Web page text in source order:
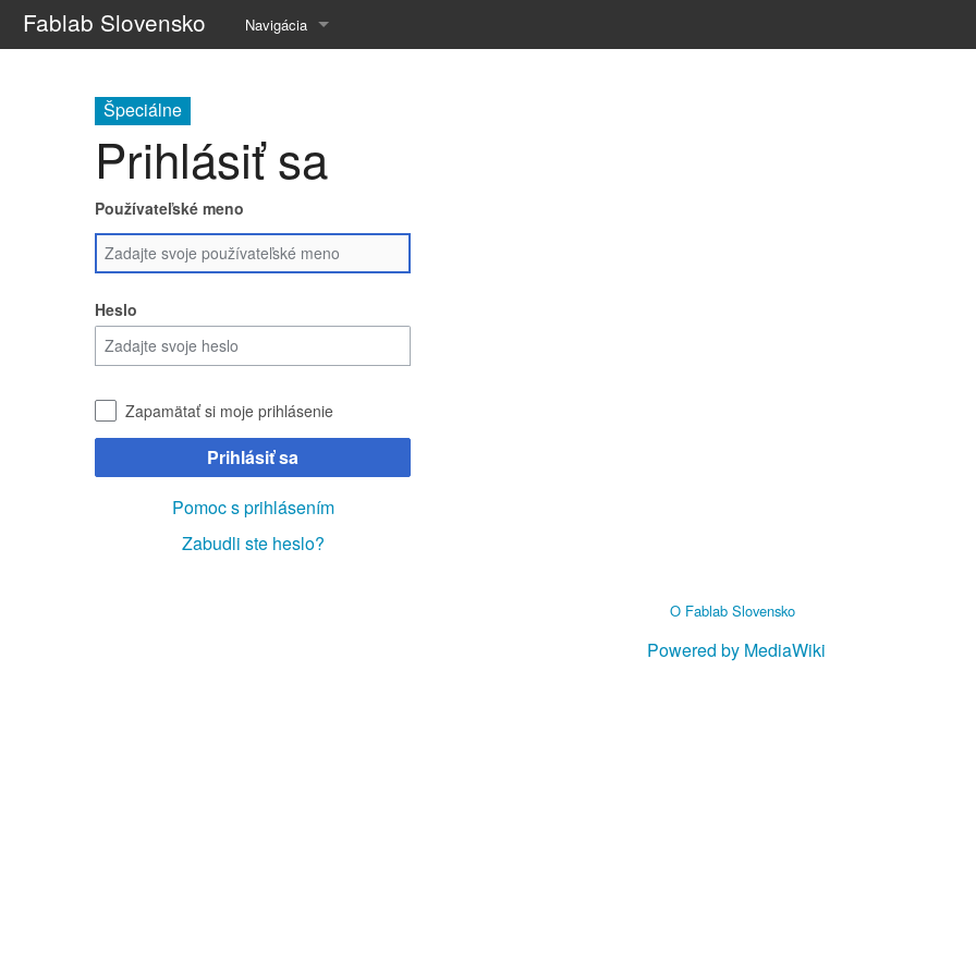
Fablab Slovensko Navigácia
Nápoveda k MediaWiki
Špeciálne
Prihlásiť sa
Používateľské meno
Heslo
Zapamätať si moje prihlásenie
Prihlásiť sa
Pomoc s prihlásením
Zabudli ste heslo?
O Fablab Slovensko
Powered by MediaWiki